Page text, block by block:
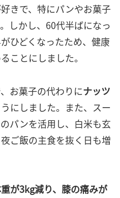
きで、特にパンやお菓子
しかし、60代半ばになっ
ひどくなったため、健康
ことにしました。
お菓子の代わりにナッツ
にしました。また、スー
パンを活用し、白米も玄
ご飯の主食を抜く日も増
が3kg減り、膝の痛みが